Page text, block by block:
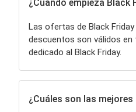
¿Cuándo empieza Black
Las ofertas de Black Friday
descuentos son válidos en
dedicado al Black Friday.
¿Cuáles son las